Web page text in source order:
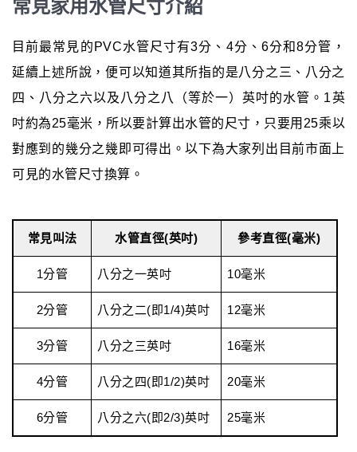
常見家用水管尺寸介紹
目前最常見的PVC水管尺寸有3分、4分、6分和8分管，
延續上述所說，便可以知道其所指的是八分之三、八分之
四、八分之六以及八分之八（等於一）英吋的水管。1英
吋約為25毫米，所以要計算出水管的尺寸，只要用25乘以
對應到的幾分之幾即可得出。以下為大家列出目前市面上
可見的水管尺寸換算。
常見叫法 水管直徑(英吋) 參考直徑(毫米)
1分管 八分之一英吋 10毫米
2分管 八分之二(即1/4)英吋 12毫米
3分管 八分之三英吋 16毫米
4分管 八分之四(即1/2)英吋 20毫米
6分管 八分之六(即2/3)英吋 25毫米